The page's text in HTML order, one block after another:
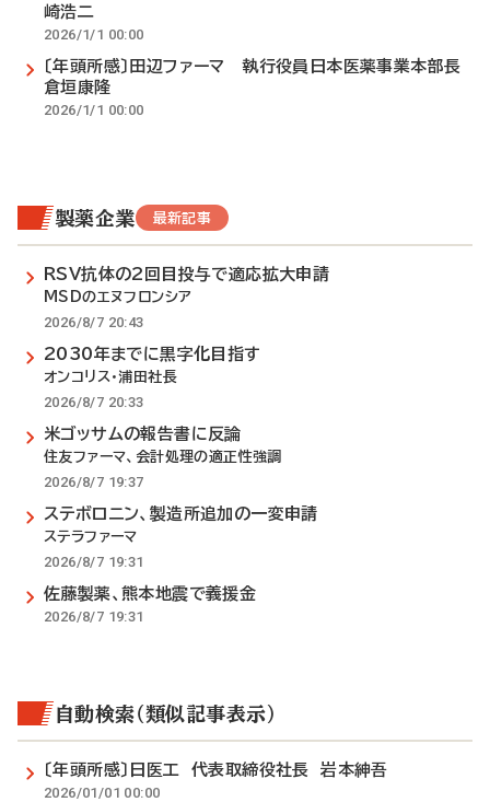
崎浩二
2026/1/1 00:00
〔年頭所感〕田辺ファーマ 執行役員日本医薬事業本部長
倉垣康隆
2026/1/1 00:00
製薬企業 最新記事
RSV抗体の2回目投与で適応拡大申請
MSDのエヌフロンシア
2026/8/7 20:43
2030年までに黒字化目指す
オンコリス・浦田社長
2026/8/7 20:33
米ゴッサムの報告書に反論
住友ファーマ、会計処理の適正性強調
2026/8/7 19:37
ステボロニン、製造所追加の一変申請
ステラファーマ
2026/8/7 19:31
佐藤製薬、熊本地震で義援金
2026/8/7 19:31
自動検索（類似記事表示）
〔年頭所感〕日医工 代表取締役社長 岩本紳吾
2026/01/01 00:00